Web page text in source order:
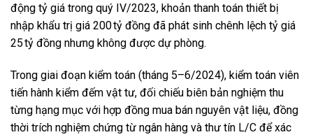
động tỷ giá trong quý IV/2023, khoản thanh toán thiết bị
nhập khẩu trị giá 200 tỷ đồng đã phát sinh chênh lệch tỷ giá
25 tỷ đồng nhưng không được dự phòng.
Trong giai đoạn kiểm toán (tháng 5–6/2024), kiểm toán viên
tiến hành kiểm đếm vật tư, đối chiếu biên bản nghiệm thu
từng hạng mục với hợp đồng mua bán nguyên vật liệu, đồng
thời trích nghiệm chứng từ ngân hàng và thư tín L/C để xác